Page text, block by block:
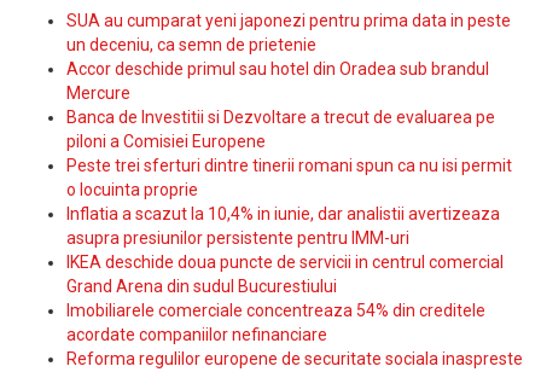
SUA au cumparat yeni japonezi pentru prima data in peste
un deceniu, ca semn de prietenie
Accor deschide primul sau hotel din Oradea sub brandul
Mercure
Banca de Investitii si Dezvoltare a trecut de evaluarea pe
piloni a Comisiei Europene
Peste trei sferturi dintre tinerii romani spun ca nu isi permit
o locuinta proprie
Inflatia a scazut la 10,4% in iunie, dar analistii avertizeaza
asupra presiunilor persistente pentru IMM-uri
IKEA deschide doua puncte de servicii in centrul comercial
Grand Arena din sudul Bucurestiului
Imobiliarele comerciale concentreaza 54% din creditele
acordate companiilor nefinanciare
Reforma regulilor europene de securitate sociala inaspreste